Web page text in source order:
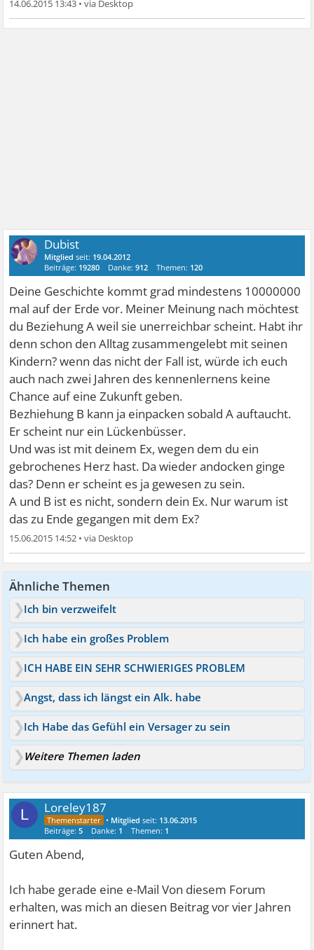
14.06.2015 13:43 •
Dubist
Mitglied seit: 19.04.2012
Beiträge: 19280 Danke:912 Themen: 120
Deine Geschichte kommt grad mindestens 10000000
mal auf der Erde vor. Meiner Meinung nach möchtest
du Beziehung A weil sie unerreichbar scheint. Habt ihr
denn schon den Alltag zusammengelebt mit seinen
Kindern? wenn das nicht der Fall ist, würde ich euch
auch nach zwei Jahren des kennenlernens keine
Chance auf eine Zukunft geben.
Bezhiehung B kann ja einpacken sobald A auftaucht.
Er scheint nur ein Lückenbüsser.
Und was ist mit deinem Ex, wegen dem du ein
gebrochenes Herz hast. Da wieder andocken ginge
das? Denn er scheint es ja gewesen zu sein.
A und B ist es nicht, sondern dein Ex. Nur warum ist
das zu Ende gegangen mit dem Ex?
15.06.2015 14:52 •
Ähnliche Themen
Ich bin verzweifelt
Ich habe ein großes Problem
ICH HABE EIN SEHR SCHWIERIGES PROBLEM
Angst, dass ich längst ein Alk. habe
Ich Habe das Gefühl ein Versager zu sein
Weitere Themen laden
L Loreley187
• Mitglied seit: 13.06.2015
Beiträge:5 Danke: 1 Themen: 1
Guten Abend,
Ich habe gerade eine e-Mail Von diesem Forum
erhalten, was mich an diesen Beitrag vor vier Jahren
erinnert hat.